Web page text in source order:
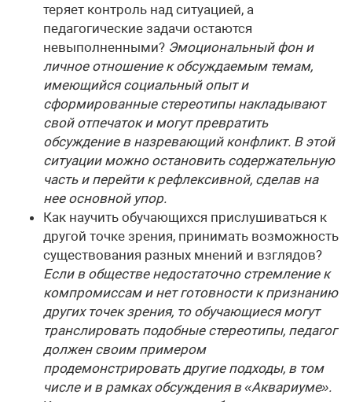
теряет контроль над ситуацией, а
педагогические задачи остаются
невыполненными? Эмоциональный фон и
личное отношение к обсужда­емым темам,
имеющийся социальный опыт и
сформированные стереотипы накладывают
свой отпечаток и могут превратить
обсуждение в назревающий конфликт. В этой
ситуации можно остановить содержательную
часть и перейти к рефлексивной, сделав на
нее основной упор.
Как научить обучающихся прислушиваться к
другой точке зрения, принимать возможность
существования разных мнений и взглядов?
Если в обществе недостаточно стремление к
компромиссам и нет готовности к признанию
других точек зрения, то обучающиеся могут
транслировать подобные стереотипы, педагог
должен своим примером
продемонстрировать другие подходы, в том
числе и в рамках обсуждения в «Аквариуме».